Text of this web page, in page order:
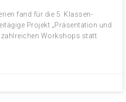
fand für die 5. Klassen-
Projekt „Präsentation und
Workshops statt.